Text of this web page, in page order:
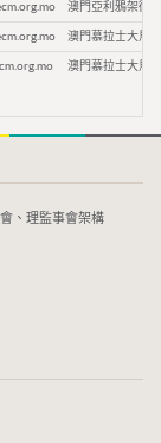
澳門亞利鴉架街9
澳門慕拉士大馬
澳門慕拉士大馬
、理監事會架構